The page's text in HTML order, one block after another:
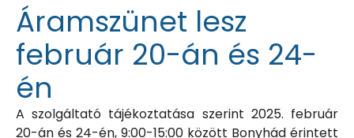
Áramszünet lesz
február 20-án és 24-
én
A szolgáltató tájékoztatása szerint 2025. február
20-án és 24-én, 9:00-15:00 között Bonyhád érintett